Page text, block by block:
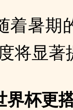
着暑期
将显著
杯更